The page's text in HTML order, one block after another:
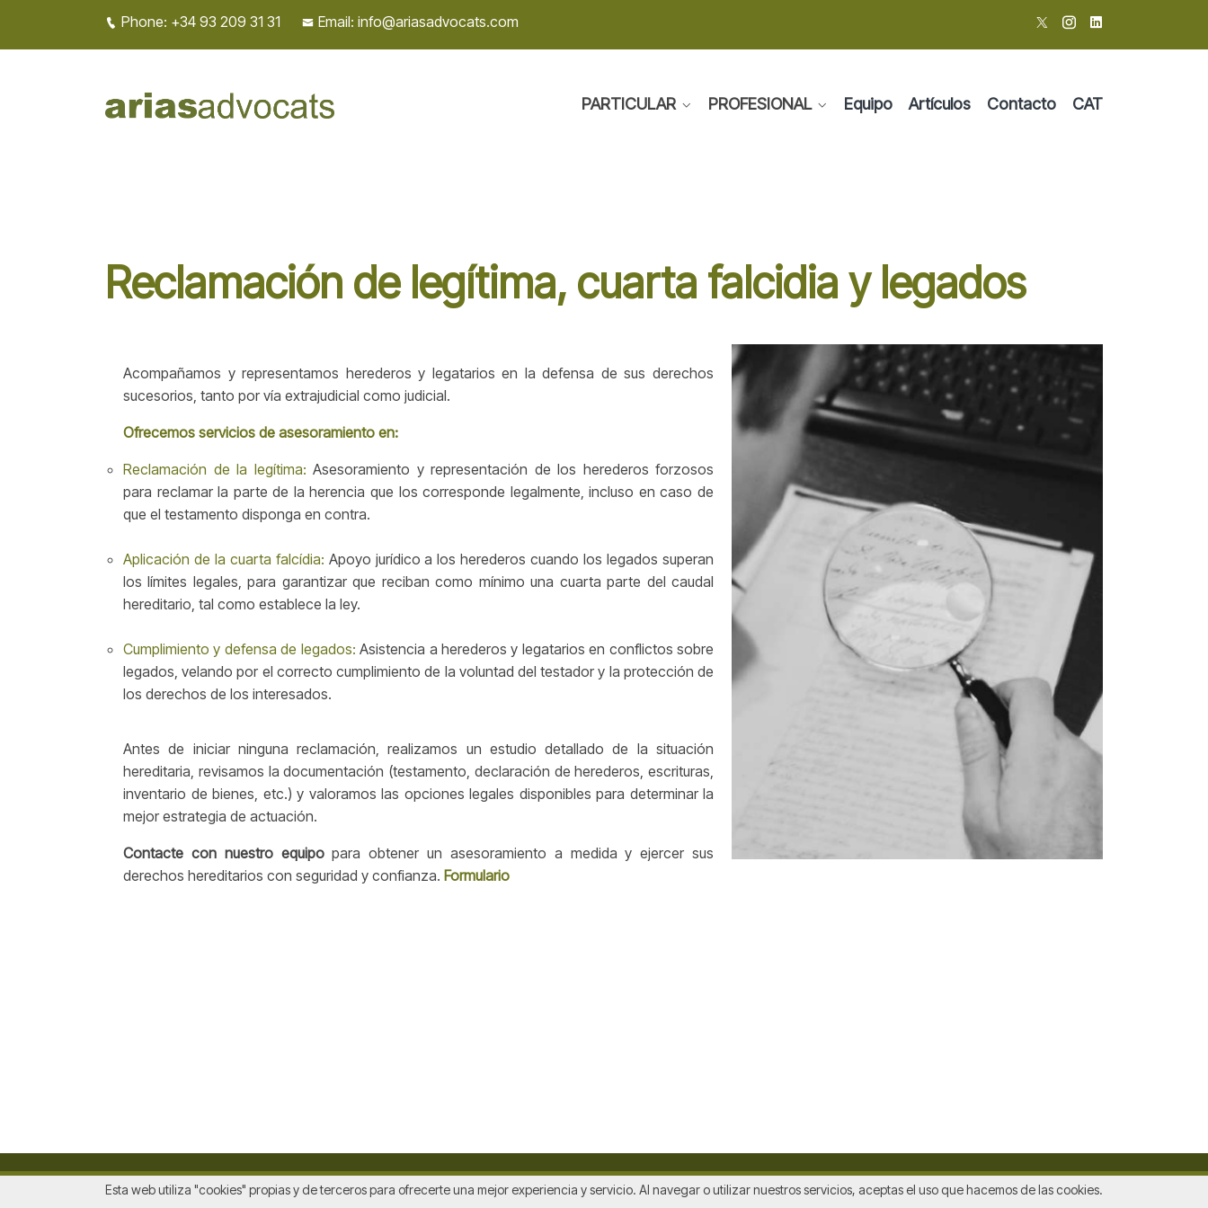
Phone: +34 93 209 31 31 Email: info@ariasadvocats.com
PARTICULAR PROFESIONAL Equipo Artículos Contacto CAT
Reclamación de legítima, cuarta falcidia y legados
Acompañamos y representamos herederos y legatarios en la defensa de sus derechos
sucesorios, tanto por vía extrajudicial como judicial.
Ofrecemos servicios de asesoramiento en:
Reclamación de la legítima: Asesoramiento y representación de los herederos forzosos
para reclamar la parte de la herencia que los corresponde legalmente, incluso en caso de
que el testamento disponga en contra.
Aplicación de la cuarta falcídia: Apoyo jurídico a los herederos cuando los legados superan
los límites legales, para garantizar que reciban como mínimo una cuarta parte del caudal
hereditario, tal como establece la ley.
Cumplimiento y defensa de legados: Asistencia a herederos y legatarios en conflictos sobre
legados, velando por el correcto cumplimiento de la voluntad del testador y la protección de
los derechos de los interesados.
Antes de iniciar ninguna reclamación, realizamos un estudio detallado de la situación
hereditaria, revisamos la documentación (testamento, declaración de herederos, escrituras,
inventario de bienes, etc.) y valoramos las opciones legales disponibles para determinar la
mejor estrategia de actuación.
Contacte con nuestro equipopara obtener un asesoramiento a medida y ejercer sus
derechos hereditarios con seguridad y confianza. Formulario
Esta web utiliza "cookies" propias y de terceros para ofrecerte una mejor experiencia y servicio. Al navegar o utilizar nuestros servicios, aceptas el uso que hacemos de las cookies.